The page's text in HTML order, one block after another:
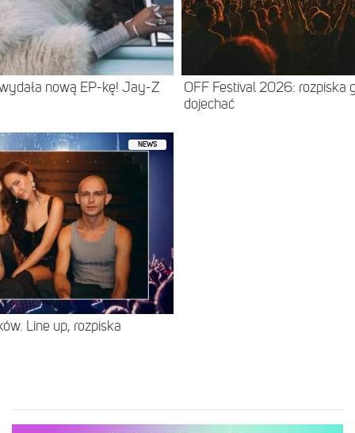
nową EP-kę! Jay-Z
OFF Festival 2026: rozpiska
dojechać
NEWS
Line up, rozpiska